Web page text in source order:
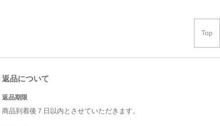
Top
返品について
返品期限
商品到着後７日以内とさせていただきます。